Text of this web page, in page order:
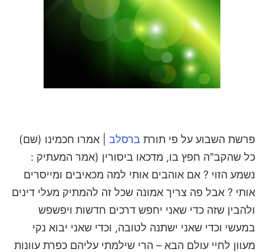
פרשת השבוע על פי תורת ברסלב | אמרו חכמינו (שם)
כל שהקב"ה חפץ בו, מדכאו ביסורין (אמר המעתיק :
נשמע הזוי ? אם אוהבים אותי למה מכאיבים ומייסרים
אותי ? אבל פה צריך אמונה שכל זה להמתיק מעלי דינים
ולהבין שזה כדי שאני יחפש דרכים חדשות ויפשפש
במעשי וכדי שאני ישתנה לטובה, וכדי שאני יבוא נקי
מעוון לחיי עולם הבא – הרי שילמתי עליהם כפרת עוונות